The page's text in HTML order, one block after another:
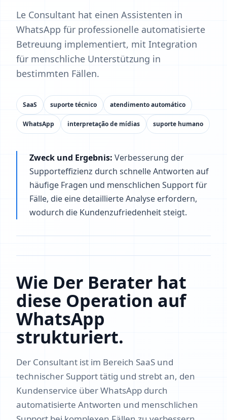
Le Consultant hat einen Assistenten in
WhatsApp für professionelle automatisierte
Betreuung implementiert, mit Integration
für menschliche Unterstützung in
bestimmten Fällen.
SaaS suporte técnico atendimento automático
WhatsApp interpretação de mídias suporte humano
Zweck und Ergebnis: Verbesserung der
Supporteffizienz durch schnelle Antworten auf
häufige Fragen und menschlichen Support für
Fälle, die eine detaillierte Analyse erfordern,
wodurch die Kundenzufriedenheit steigt.
Wie Der Berater hat
diese Operation auf
WhatsApp
strukturiert.
Der Consultant ist im Bereich SaaS und
technischer Support tätig und strebt an, den
Kundenservice über WhatsApp durch
automatisierte Antworten und menschlichen